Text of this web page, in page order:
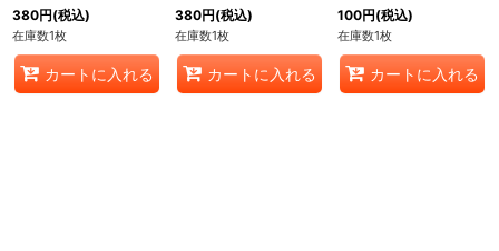
380円(税込)
在庫数1枚
カートに入れる
380円(税込)
在庫数1枚
カートに入れる
100円(税込)
在庫数1枚
カートに入れる